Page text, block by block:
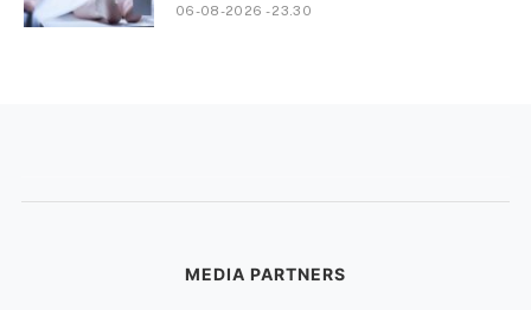
06-08-2026 - 23.30
MEDIA PARTNERS